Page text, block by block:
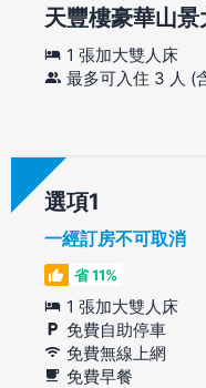
天豐樓豪華山景
1 張加大雙人床
最多可入住 3 人 (
選項
一經訂房不可取消
省 11%
1 張加大雙人床
免費自助停車
免費無線上網
免費早餐